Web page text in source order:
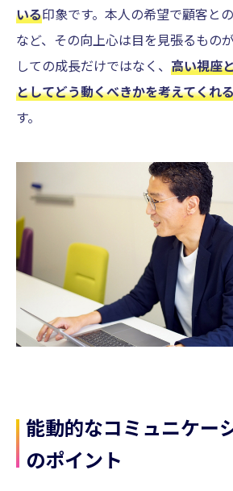
いる印象です。本人の希望で顧客と
など、その向上心は目を見張るもの
しての成長だけではなく、 高い視座
としてどう動くべきかを考えてくれ
す。
能動的なコミュニケー
のポイント